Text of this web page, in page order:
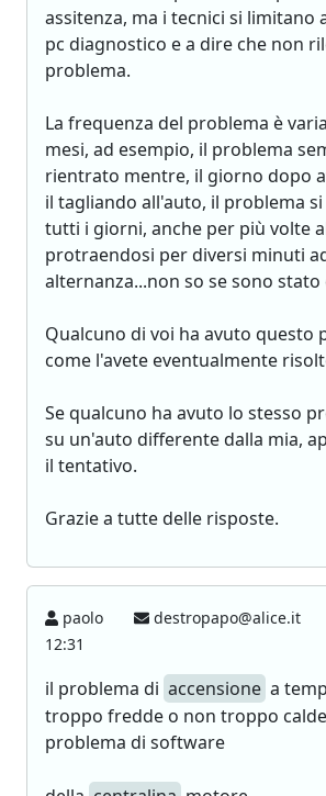
assitenza, ma i tecnici si limitano
pc diagnostico e a dire che non
problema.
La frequenza del problema è
mesi, ad esempio, il problema
rientrato mentre, il giorno dopo
il tagliando all'auto, il problema
tutti i giorni, anche per più volte
protraendosi per diversi minuti
alternanza...non so se sono stato
Qualcuno di voi ha avuto questo
come l'avete eventualmente
Se qualcuno ha avuto lo stesso
su un'auto differente dalla mia,
il tentativo.
Grazie a tutte delle risposte.
paolo destropapo@alice.it
12:31
il problema di accensione a
troppo fredde o non troppo
problema di software